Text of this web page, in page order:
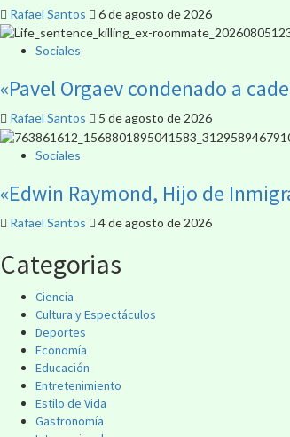
Rafael Santos 6 de agosto de 2026
Sociales
«Pavel Orgaev condenado a
Rafael Santos 5 de agosto de 2026
Sociales
«Edwin Raymond, Hijo de
Rafael Santos 4 de agosto de 2026
Categorias
Ciencia
Cultura y Espectáculos
Deportes
Economía
Educación
Entretenimiento
Estilo de Vida
Gastronomía